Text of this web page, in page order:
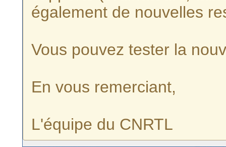
également de nouvelles
Vous pouvez tester la
En vous remerciant,
L'équipe du CNRTL